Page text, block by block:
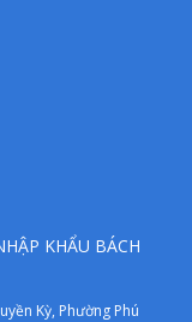
KHẨU BÁCH
Kỳ, Phường Phú